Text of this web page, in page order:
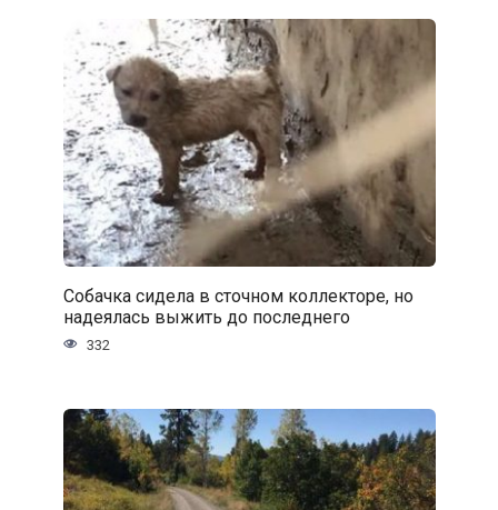
Собачка сидела в сточном коллекторе, но
надеялась выжить до последнего
332